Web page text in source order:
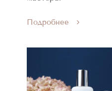
Подробнее